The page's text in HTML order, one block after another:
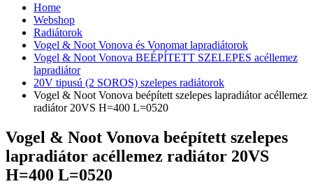
Home
Webshop
Radiátorok
Vogel & Noot Vonova és Vonomat lapradiátorok
Vogel & Noot Vonova BEÉPÍTETT SZELEPES acéllemez
lapradiátor
20V tipusú (2 SOROS) szelepes radiátorok
Vogel & Noot Vonova beépített szelepes lapradiátor acéllemez
radiátor 20VS H=400 L=0520
Vogel & Noot Vonova beépített szelepes
lapradiátor acéllemez radiátor 20VS
H=400 L=0520